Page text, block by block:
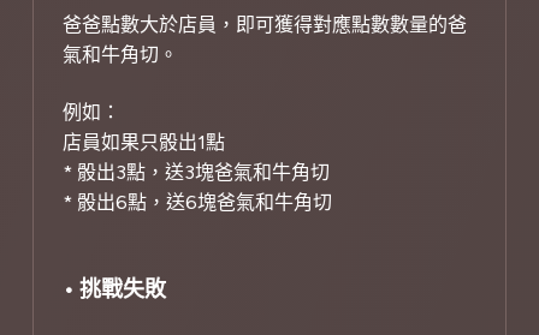
爸爸點數大於店員，即可獲得對應點數數量的爸
氣和牛角切。
例如：
店員如果只骰出1點
* 骰出3點，送3塊爸氣和牛角切
* 骰出6點，送6塊爸氣和牛角切
• 挑戰失敗